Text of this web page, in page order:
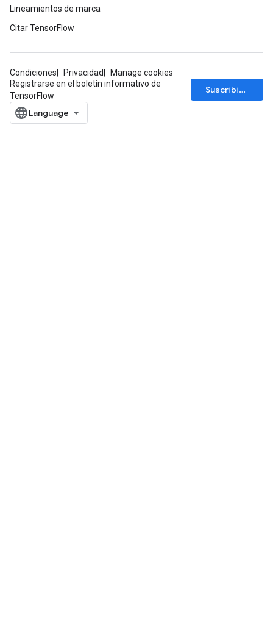
Lineamientos de marca
Citar TensorFlow
Condiciones Privacidad
Manage cookies
Registrarse en el boletín informativo de
TensorFlow
Suscribirse